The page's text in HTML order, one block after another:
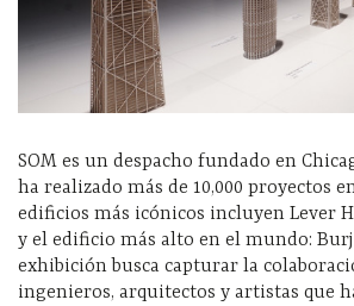
SOM es un despacho fundado en
ha realizado más de 10,000 proyectos
edificios más icónicos incluyen Lever
y el edificio más alto en el mundo:
exhibición busca capturar la
ingenieros, arquitectos y artistas que